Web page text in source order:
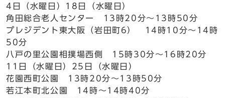
4日（水曜日）18日（水曜日）
角田総合老人センター 13時20分～13時50分
プレジデント東大阪（岩田町6） 14時10分～14時
50分
八戸の里公園相撲場西側 15時30分～16時20分
11日（水曜日）25日（水曜日）
花園西町公園 13時20分～13時50分
若江本町北公園 14時～14時40分